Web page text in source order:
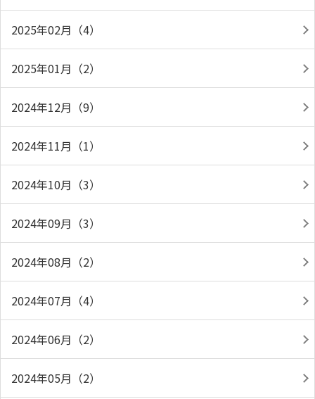
2025年02月（4）
2025年01月（2）
2024年12月（9）
2024年11月（1）
2024年10月（3）
2024年09月（3）
2024年08月（2）
2024年07月（4）
2024年06月（2）
2024年05月（2）